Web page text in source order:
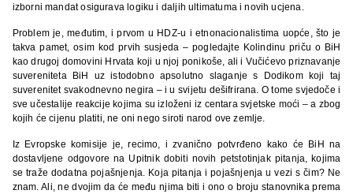
izborni mandat osigurava logiku i daljih ultimatuma i novih ucjena.
Problem je, međutim, i prvom u HDZ-u i etnonacionalistima uopće, što je
takva pamet, osim kod prvih susjeda – pogledajte Kolindinu priču o BiH
kao drugoj domovini Hrvata koji u njoj ponikoše, ali i Vučićevo priznavanje
suvereniteta BiH uz istodobno apsolutno slaganje s Dodikom koji taj
suverenitet svakodnevno negira – i u svijetu dešifrirana. O tome svjedoče i
sve učestalije reakcije kojima su izloženi iz centara svjetske moći – a zbog
kojih će cijenu platiti, ne oni nego siroti narod ove zemlje.
Iz Evropske komisije je, recimo, i zvanično potvrđeno kako će BiH na
dostavljene odgovore na Upitnik dobiti novih petstotinjak pitanja, kojima
se traže dodatna pojašnjenja. Koja pitanja i pojašnjenja u vezi s čim? Ne
znam. Ali, ne dvojim da će među njima biti i ono o broju stanovnika prema